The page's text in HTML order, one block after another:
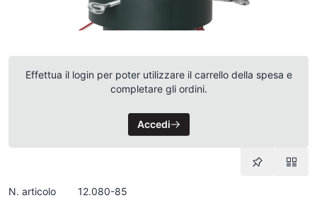
Effettua il login per poter utilizzare il carrello della spesa e
completare gli ordini.
Accedi
N. articolo
12.080-85